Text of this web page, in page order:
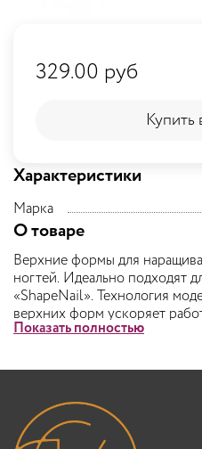
Характеристики
Марка
О товаре
Верхние формы для
ногтей. Идеально подходят
«ShapeNail». Технология
верхних форм ускоряет
выкладки и минимального
12 размеров и 4 вида для
Показать полностью
329.00 руб
Купить
Купить